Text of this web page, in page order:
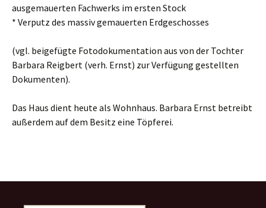
ausgemauerten Fachwerks im ersten Stock
* Verputz des massiv gemauerten Erdgeschosses
(vgl. beigefügte Fotodokumentation aus von der Tochter
Barbara Reigbert (verh. Ernst) zur Verfügung gestellten
Dokumenten).
Das Haus dient heute als Wohnhaus. Barbara Ernst betreibt
außerdem auf dem Besitz eine Töpferei.